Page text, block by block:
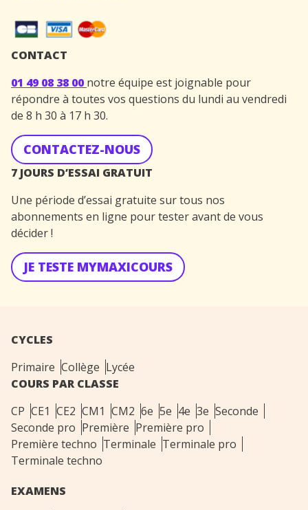
CONTACT
01 49 08 38 00 notre équipe est joignable pour
répondre à toutes vos questions du lundi au vendredi
de 8 h 30 à 17 h 30.
CONTACTEZ-NOUS
7 JOURS D’ESSAI GRATUIT
Une période d’essai gratuite sur tous nos
abonnements en ligne pour tester avant de vous
décider !
JE TESTE MYMAXICOURS
CYCLES
Primaire Collège Lycée
COURS PAR CLASSE
CP CE1 CE2 CM1 CM2 6e 5e 4e 3e Seconde
Seconde pro Première Première pro
Première techno Terminale Terminale pro
Terminale techno
EXAMENS